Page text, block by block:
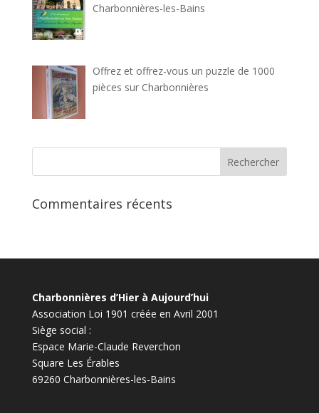
Charbonnières-les-Bains
Offrez et offrez-vous un puzzle de 1000
pièces sur Charbonnières
Commentaires récents
Charbonnières d’Hier à Aujourd’hui
Association Loi 1901 créée en Avril 2001
Siège social :
Espace Marie-Claude Reverchon
Square Les Érables
69260 Charbonnières-les-Bains